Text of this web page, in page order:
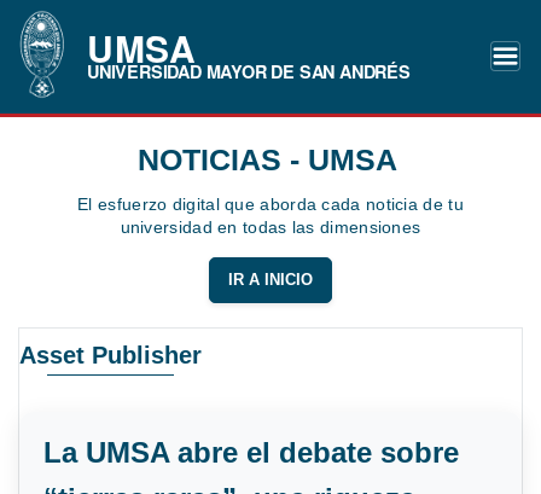
UMSA
UNIVERSIDAD MAYOR DE SAN ANDRÉS
NOTICIAS - UMSA
El esfuerzo digital que aborda cada noticia de tu
universidad en todas las dimensiones
IR A INICIO
Asset Publisher
La UMSA abre el debate sobre